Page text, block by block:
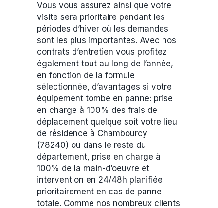
Vous vous assurez ainsi que votre
visite sera prioritaire pendant les
périodes d’hiver où les demandes
sont les plus importantes. Avec nos
contrats d’entretien vous profitez
également tout au long de l’année,
en fonction de la formule
sélectionnée, d’avantages si votre
équipement tombe en panne: prise
en charge à 100% des frais de
déplacement quelque soit votre lieu
de résidence à Chambourcy
(78240) ou dans le reste du
département, prise en charge à
100% de la main-d’oeuvre et
intervention en 24/48h planifiée
prioritairement en cas de panne
totale. Comme nos nombreux clients